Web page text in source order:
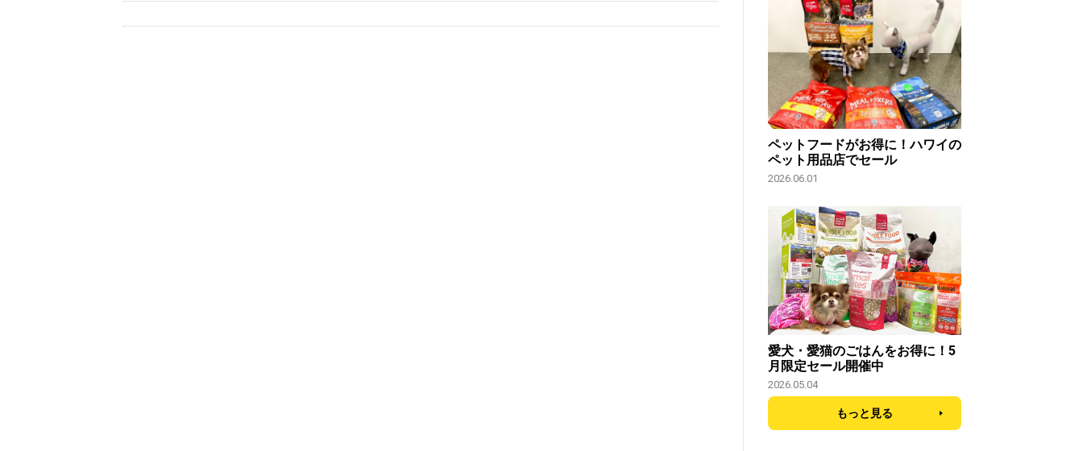
ペットフードがお得に！ハワイの
ペット用品店でセール
2026.06.01
愛犬・愛猫のごはんをお得に！5
月限定セール開催中
2026.05.04
もっと見る